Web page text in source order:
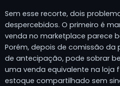
Sem esse recorte, dois
despercebidos. O primeiro é
venda no marketplace parece
Porém, depois de comissão
de antecipação, pode sobrar
uma venda equivalente na loja
estoque compartilhado sem